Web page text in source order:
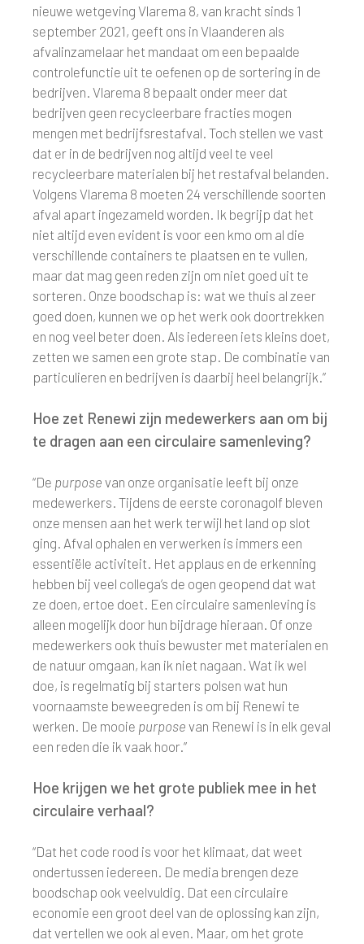
nieuwe wetgeving Vlarema 8, van kracht sinds 1
september 2021, geeft ons in Vlaanderen als
afvalinzamelaar het mandaat om een bepaalde
controlefunctie uit te oefenen op de sortering in de
bedrijven. Vlarema 8 bepaalt onder meer dat
bedrijven geen recycleerbare fracties mogen
mengen met bedrijfsrestafval. Toch stellen we vast
dat er in de bedrijven nog altijd veel te veel
recycleerbare materialen bij het restafval belanden.
Volgens Vlarema 8 moeten 24 verschillende soorten
afval apart ingezameld worden. Ik begrijp dat het
niet altijd even evident is voor een kmo om al die
verschillende containers te plaatsen en te vullen,
maar dat mag geen reden zijn om niet goed uit te
sorteren. Onze boodschap is: wat we thuis al zeer
goed doen, kunnen we op het werk ook doortrekken
en nog veel beter doen. Als iedereen iets kleins doet,
zetten we samen een grote stap. De combinatie van
particulieren en bedrijven is daarbij heel belangrijk.”
Hoe zet Renewi zijn medewerkers aan om bij
te dragen aan een circulaire samenleving?
“De purpose van onze organisatie leeft bij onze
medewerkers. Tijdens de eerste coronagolf bleven
onze mensen aan het werk terwijl het land op slot
ging. Afval ophalen en verwerken is immers een
essentiële activiteit. Het applaus en de erkenning
hebben bij veel collega’s de ogen geopend dat wat
ze doen, ertoe doet. Een circulaire samenleving is
alleen mogelijk door hun bijdrage hieraan. Of onze
medewerkers ook thuis bewuster met materialen en
de natuur omgaan, kan ik niet nagaan. Wat ik wel
doe, is regelmatig bij starters polsen wat hun
voornaamste beweegreden is om bij Renewi te
werken. De mooie purpose van Renewi is in elk geval
een reden die ik vaak hoor.”
Hoe krijgen we het grote publiek mee in het
circulaire verhaal?
“Dat het code rood is voor het klimaat, dat weet
ondertussen iedereen. De media brengen deze
boodschap ook veelvuldig. Dat een circulaire
economie een groot deel van de oplossing kan zijn,
dat vertellen we ook al even. Maar, om het grote